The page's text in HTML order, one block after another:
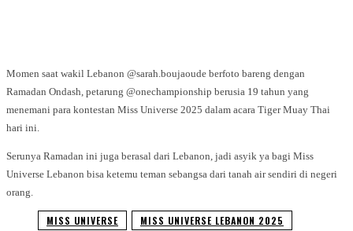
Momen saat wakil Lebanon @sarah.boujaoude berfoto bareng dengan
Ramadan Ondash, petarung @onechampionship berusia 19 tahun yang
menemani para kontestan Miss Universe 2025 dalam acara Tiger Muay Thai
hari ini.
Serunya Ramadan ini juga berasal dari Lebanon, jadi asyik ya bagi Miss
Universe Lebanon bisa ketemu teman sebangsa dari tanah air sendiri di negeri
orang.
MISS UNIVERSE MISS UNIVERSE LEBANON 2025